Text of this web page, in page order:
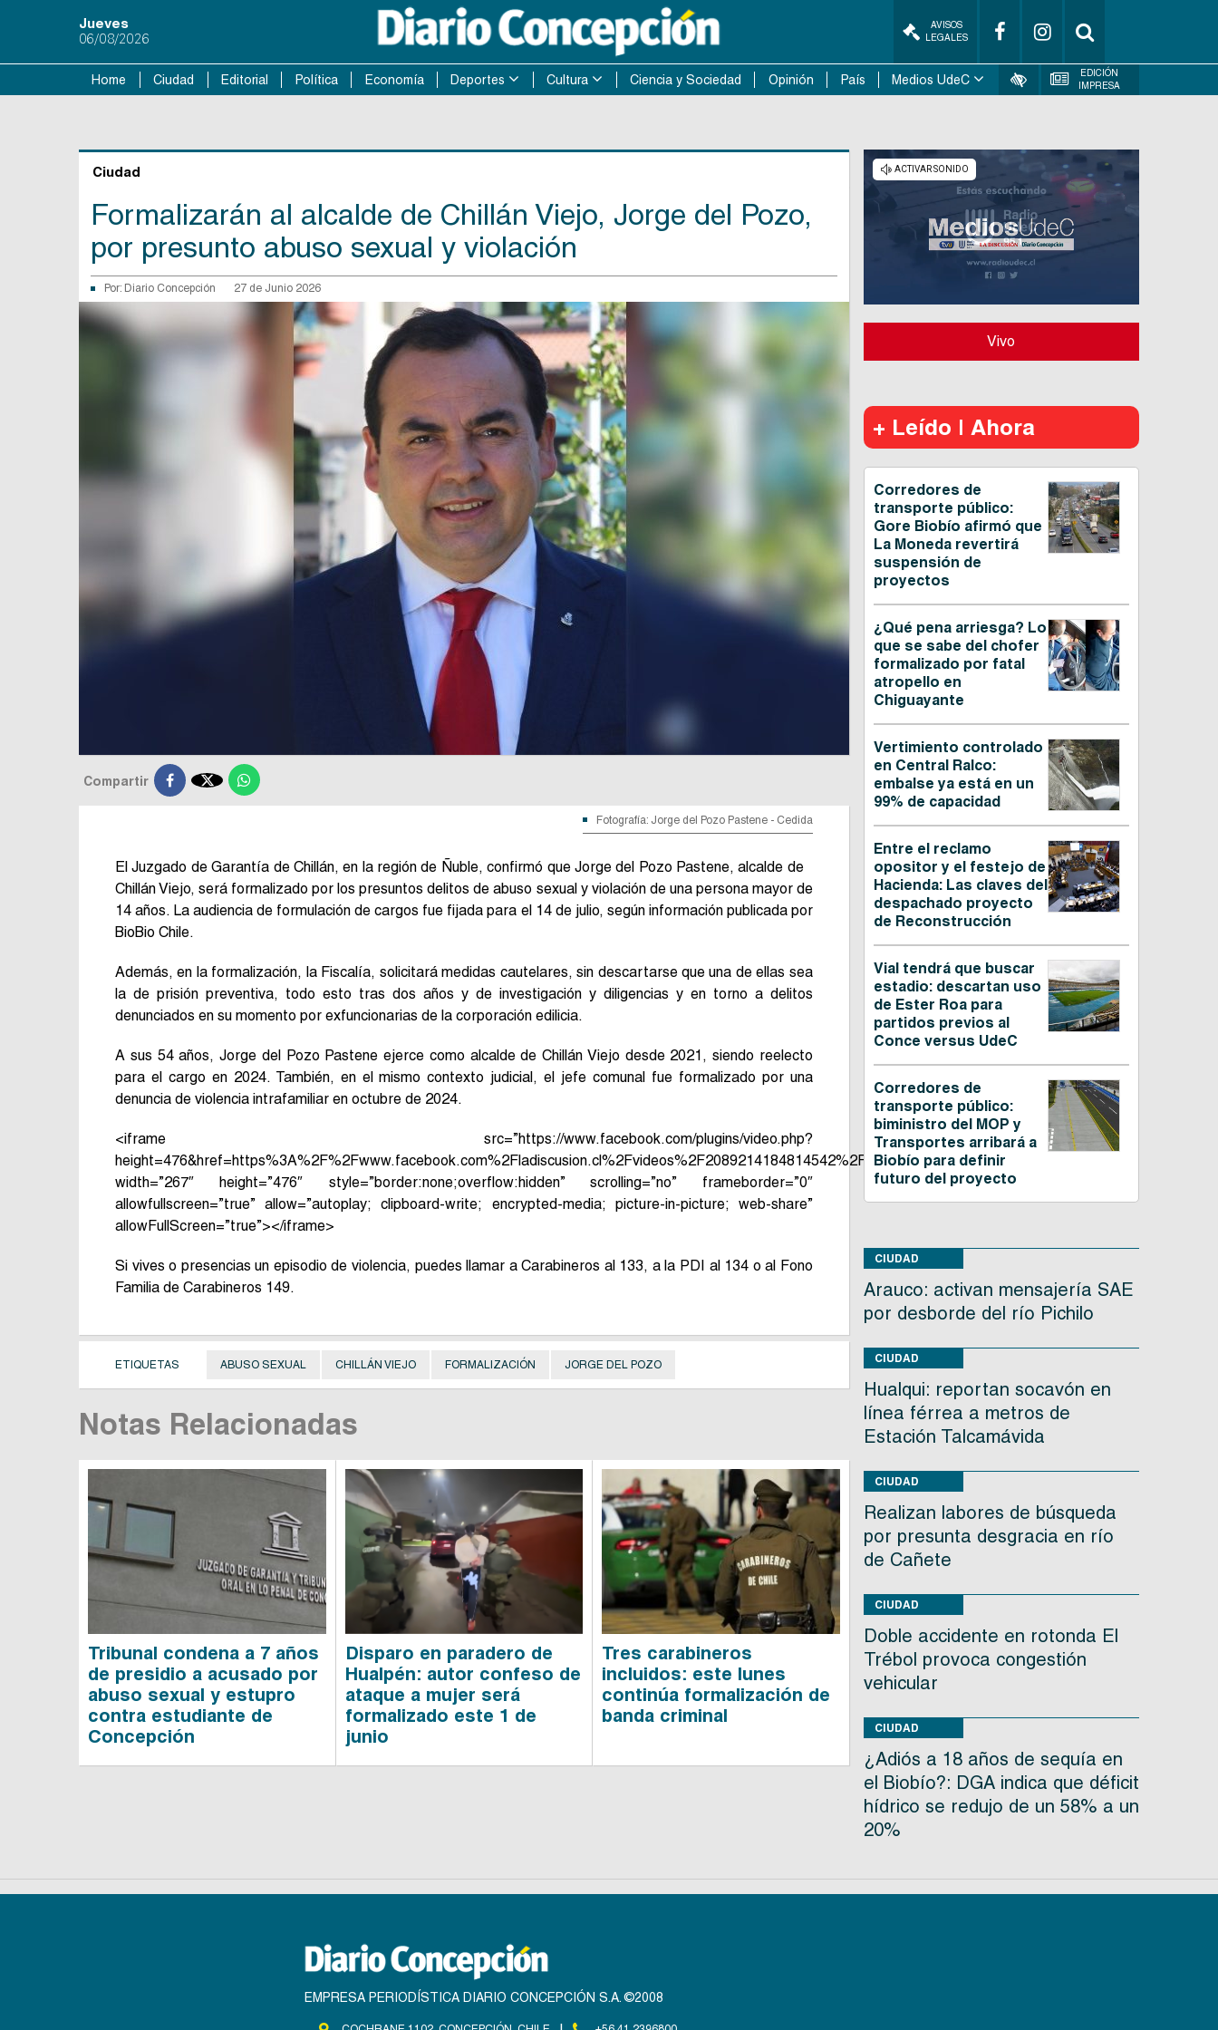
Jueves
06/08/2026
AVISOS
LEGALES
Home Ciudad Editorial Política Economía Deportes Cultura Ciencia y Sociedad Opinión País Medios UdeC
EDICIÓN
IMPRESA
Ciudad
Formalizarán al alcalde de Chillán Viejo, Jorge del Pozo,
por presunto abuso sexual y violación
Por: Diario Concepción 27 de Junio 2026
Compartir 
Fotografía: Jorge del Pozo Pastene - Cedida
El Juzgado de Garantía de Chillán, en la región de Ñuble, confirmó que Jorge del Pozo Pastene, alcalde de
Chillán Viejo, será formalizado por los presuntos delitos de abuso sexual y violación de una persona mayor de
14 años. La audiencia de formulación de cargos fue fijada para el 14 de julio, según información publicada por
BioBio Chile.
Además, en la formalización, la Fiscalía, solicitará medidas cautelares, sin descartarse que una de ellas sea
la de prisión preventiva, todo esto tras dos años y de investigación y diligencias y en torno a delitos
denunciados en su momento por exfuncionarias de la corporación edilicia.
A sus 54 años, Jorge del Pozo Pastene ejerce como alcalde de Chillán Viejo desde 2021, siendo reelecto
para el cargo en 2024. También, en el mismo contexto judicial, el jefe comunal fue formalizado por una
denuncia de violencia intrafamiliar en octubre de 2024.
<iframe src=”https://www.facebook.com/plugins/video.php?
height=476&href=https%3A%2F%2Fwww.facebook.com%2Fladiscusion.cl%2Fvideos%2F2089214184814542%2F&show_text=false&width=267&t=0″
width=”267″ height=”476″ style=”border:none;overflow:hidden” scrolling=”no” frameborder=”0″
allowfullscreen=”true” allow=”autoplay; clipboard-write; encrypted-media; picture-in-picture; web-share”
allowFullScreen=”true”></iframe>
Si vives o presencias un episodio de violencia, puedes llamar a Carabineros al 133, a la PDI al 134 o al Fono
Familia de Carabineros 149.
ETIQUETAS ABUSO SEXUAL CHILLÁN VIEJO FORMALIZACIÓN JORGE DEL POZO
Notas Relacionadas
Tribunal condena a 7 años
de presidio a acusado por
abuso sexual y estupro
contra estudiante de
Concepción
Disparo en paradero de
Hualpén: autor confeso de
ataque a mujer será
formalizado este 1 de
junio
Tres carabineros
incluidos: este lunes
continúa formalización de
banda criminal
Vivo
+ Leído | Ahora
Corredores de
transporte público:
Gore Biobío afirmó que
La Moneda revertirá
suspensión de
proyectos
¿Qué pena arriesga? Lo
que se sabe del chofer
formalizado por fatal
atropello en
Chiguayante
Vertimiento controlado
en Central Ralco:
embalse ya está en un
99% de capacidad
Entre el reclamo
opositor y el festejo de
Hacienda: Las claves del
despachado proyecto
de Reconstrucción
Vial tendrá que buscar
estadio: descartan uso
de Ester Roa para
partidos previos al
Conce versus UdeC
Corredores de
transporte público:
biministro del MOP y
Transportes arribará a
Biobío para definir
futuro del proyecto
CIUDAD
Arauco: activan mensajería SAE
por desborde del río Pichilo
CIUDAD
Hualqui: reportan socavón en
línea férrea a metros de
Estación Talcamávida
CIUDAD
Realizan labores de búsqueda
por presunta desgracia en río
de Cañete
CIUDAD
Doble accidente en rotonda El
Trébol provoca congestión
vehicular
CIUDAD
¿Adiós a 18 años de sequía en
el Biobío?: DGA indica que déficit
hídrico se redujo de un 58% a un
20%
EMPRESA PERIODÍSTICA DIARIO CONCEPCIÓN S.A. ©2008